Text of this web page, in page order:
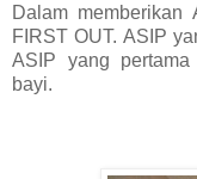
Dalam
FIRST OUT. ASIP
ASIP yang
bayi.